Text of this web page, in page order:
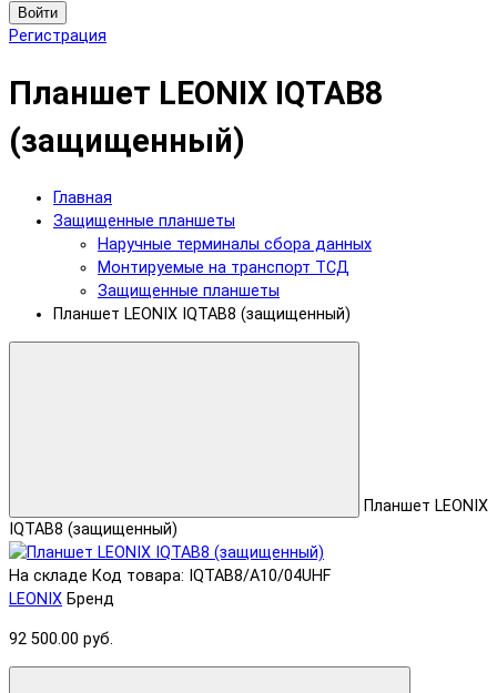
Войти
Регистрация
Планшет LEONIX IQTAB8
(защищенный)
Главная
Защищенные планшеты
Наручные терминалы сбора данных
Монтируемые на транспорт ТСД
Защищенные планшеты
Планшет LEONIX IQTAB8 (защищенный)
Планшет LEONIX
IQTAB8 (защищенный)
На складе Код товара: IQTAB8/A10/04UHF
LEONIX Бренд
92 500.00 руб.